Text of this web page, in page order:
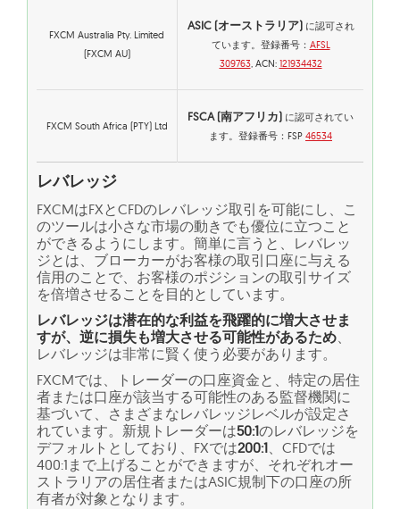
FXCM Australia Pty. Limited
(FXCM AU)
ASIC (オーストラリア) に認可され
ています。登録番号： AFSL
309763, ACN: 121934432
FXCM South Africa (PTY) Ltd
FSCA (南アフリカ) に認可されてい
ます。登録番号：FSP 46534
レバレッジ
FXCMはFXとCFDのレバレッジ取引を可能にし、こ
のツールは小さな市場の動きでも優位に立つこと
ができるようにします。簡単に言うと、レバレッ
ジとは、ブローカーがお客様の取引口座に与える
信用のことで、お客様のポジションの取引サイズ
を倍増させることを目的としています。
レバレッジは潜在的な利益を飛躍的に増大させま
すが、逆に損失も増大させる可能性があるため、
レバレッジは非常に賢く使う必要があります。
FXCMでは、トレーダーの口座資金と、特定の居住
者または口座が該当する可能性のある監督機関に
基づいて、さまざまなレバレッジレベルが設定さ
れています。新規トレーダーは50:1のレバレッジを
デフォルトとしており、FXでは200:1、CFDでは
400:1まで上げることができますが、それぞれオー
ストラリアの居住者またはASIC規制下の口座の所
有者が対象となります。